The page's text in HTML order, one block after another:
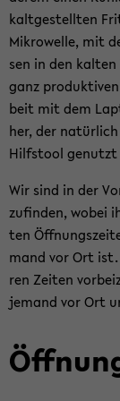
kalt­ge­stell­ten
Mi­kro­wel­le, mit
sen in den
ganz
beit mit dem
her, der
Hilfs­tool ge­nutzt
Wir sind in der
zu­fin­den, wobei
ten
mand vor Ort
ren Zei­ten
je­mand vor Ort